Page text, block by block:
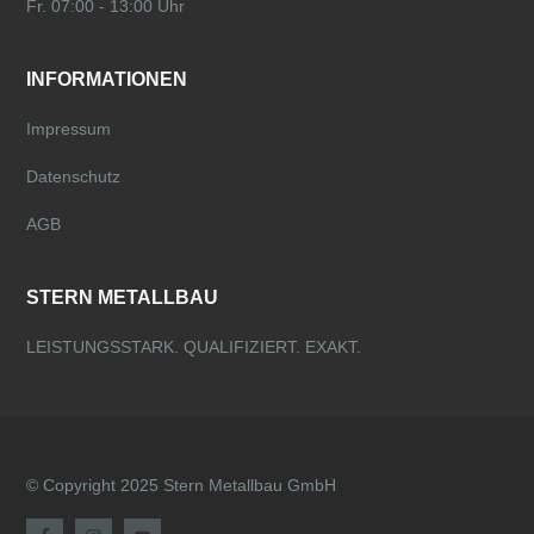
Fr. 07:00 - 13:00 Uhr
INFORMATIONEN
Impressum
Datenschutz
AGB
STERN METALLBAU
LEISTUNGSSTARK. QUALIFIZIERT. EXAKT.
© Copyright 2025 Stern Metallbau GmbH